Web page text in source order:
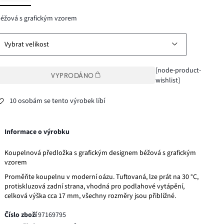
s grafickým vzorem
Vybrat velikost
VYPRODÁNO
[node-product-
wishlist]
10 osobám se tento výrobek líbí
Informace o výrobku
Koupelnová předložka s grafickým designem béžová s grafickým
vzorem
Proměňte koupelnu v moderní oázu. Tuftovaná, lze prát na 30 °C,
protiskluzová zadní strana, vhodná pro podlahové vytápění,
celková výška cca 17 mm, všechny rozměry jsou přibližné.
Číslo zboží97169795